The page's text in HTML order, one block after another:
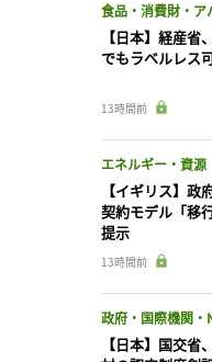
食品・消費財・ア
【日本】経産省
でもラベルレス
13時間前
エネルギー・資源
【イギリス】政
契約モデル「移
提示
13時間前
政府・国際機関・
【日本】国交